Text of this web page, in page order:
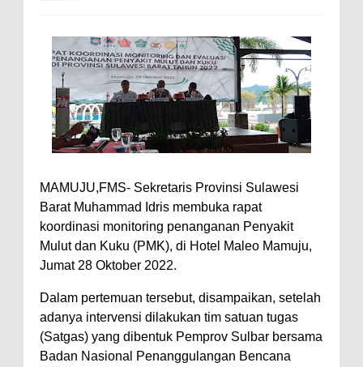
MAMUJU,FMS- Sekretaris Provinsi Sulawesi
Barat Muhammad Idris membuka rapat
koordinasi monitoring penanganan Penyakit
Mulut dan Kuku (PMK), di Hotel Maleo Mamuju,
Jumat 28 Oktober 2022.
Dalam pertemuan tersebut, disampaikan, setelah
adanya intervensi dilakukan tim satuan tugas
(Satgas) yang dibentuk Pemprov Sulbar bersama
Badan Nasional Penanggulangan Bencana